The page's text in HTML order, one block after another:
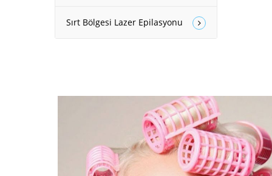
Sırt Bölgesi Lazer Epilasyonu